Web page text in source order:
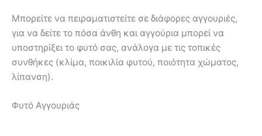
Μπορείτε να πειραματιστείτε σε διάφορες αγγουριές,
για να δείτε το πόσα άνθη και αγγούρια μπορεί να
υποστηρίξει το φυτό σας, ανάλογα με τις τοπικές
συνθήκες (κλίμα, ποικιλία φυτού, ποιότητα χώματος,
λίπανση).
Φυτό Αγγουριάς